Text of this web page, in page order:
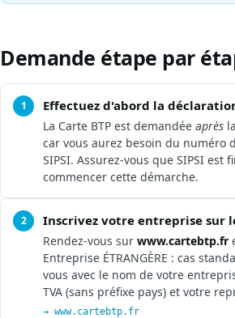
Demande étape par
1 Effectuez d'abord la
La Carte BTP est demandée après
car vous aurez besoin du numéro
SIPSI. Assurez-vous que SIPSI est
commencer cette démarche.
2 Inscrivez votre entreprise sur
Rendez-vous sur www.cartebtp.fr
Entreprise ÉTRANGÈRE : cas
vous avec le nom de votre
TVA (sans préfixe pays) et votre
→ www.cartebtp.fr